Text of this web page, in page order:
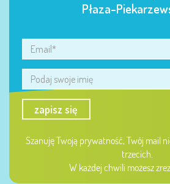
Płaza-
zapisz się
Szanuję Twoją prywatność, Twój mail
trzecich.
W każdej chwili możesz